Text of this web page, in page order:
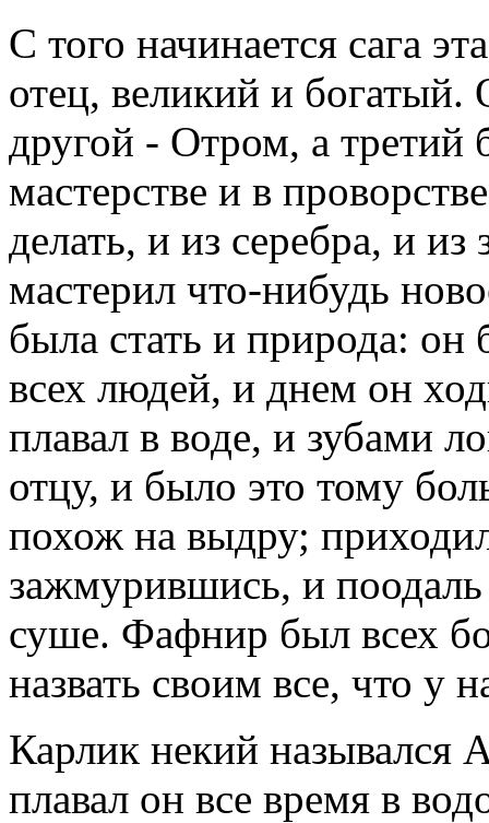
С того начинается сага
отец, великий и
другой - Отром, а
мастерстве и в
делать, и из серебра, и
мастерил что-нибудь
была стать и природа:
всех людей, и днем он
плавал в воде, и зубами
отцу, и было это тому
похож на выдру;
зажмурившись, и поодаль
суше. Фафнир был всех
назвать своим все, что у
Карлик некий назывался
плавал он все время в